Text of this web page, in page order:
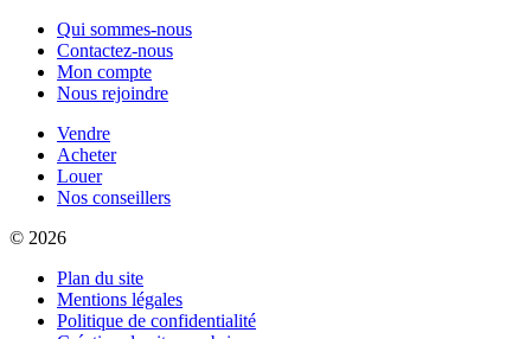
Qui sommes-nous
Contactez-nous
Mon compte
Nous rejoindre
Vendre
Acheter
Louer
Nos conseillers
© 2026
Plan du site
Mentions légales
Politique de confidentialité